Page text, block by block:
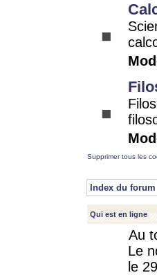
Supprimer tous les
Index du forum
Qui est en ligne
Au
Le
le